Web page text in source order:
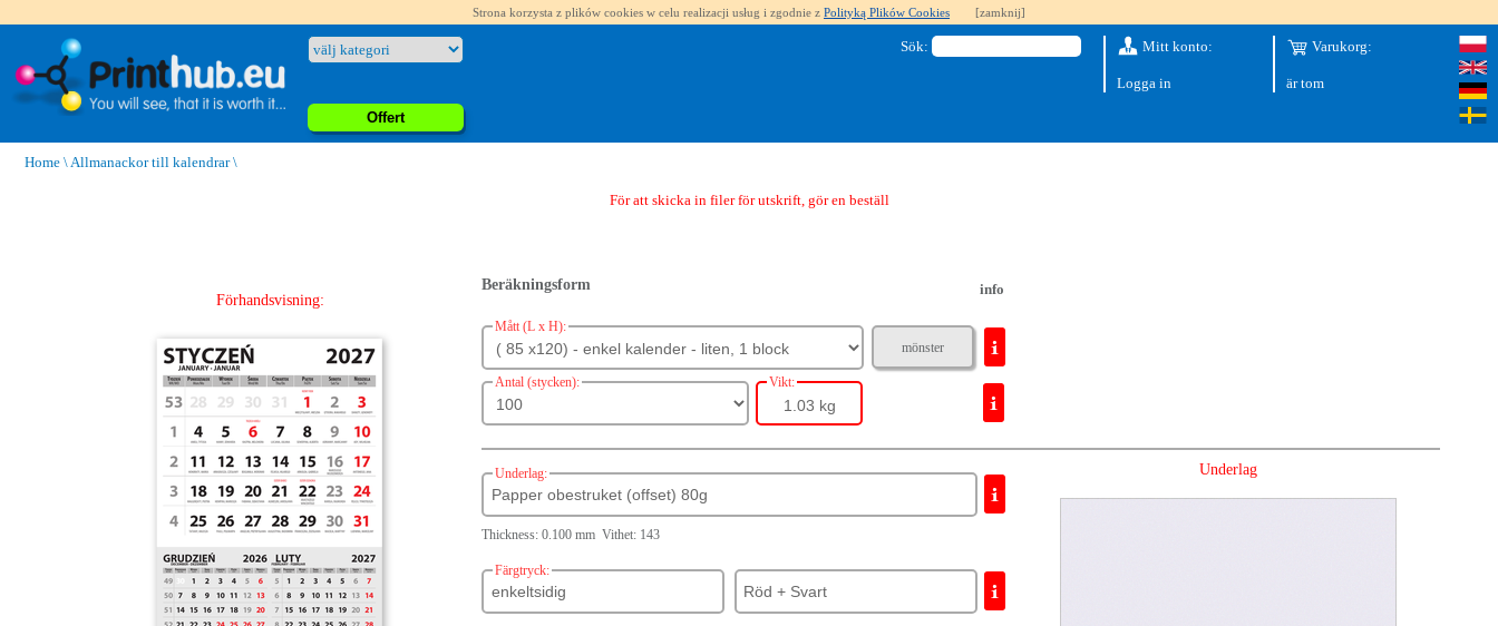
Strona korzysta z plików cookies w celu realizacji usług i zgodnie z Polityką Plików Cookies [zamknij]
Offert
Sök: Mitt konto:
Logga in
Varukorg:
är tom
Home \Allmanackor till kalendrar\
För att skicka in filer för utskrift, gör en beställning.
Förhandsvisning:
Beräkningsform info
Mått (L x H):
mönster
Antal (stycken): Vikt:
1.03 kg
Underlag:
Thickness: 0.100 mm Vithet: 143
Färgtryck:
Underlag